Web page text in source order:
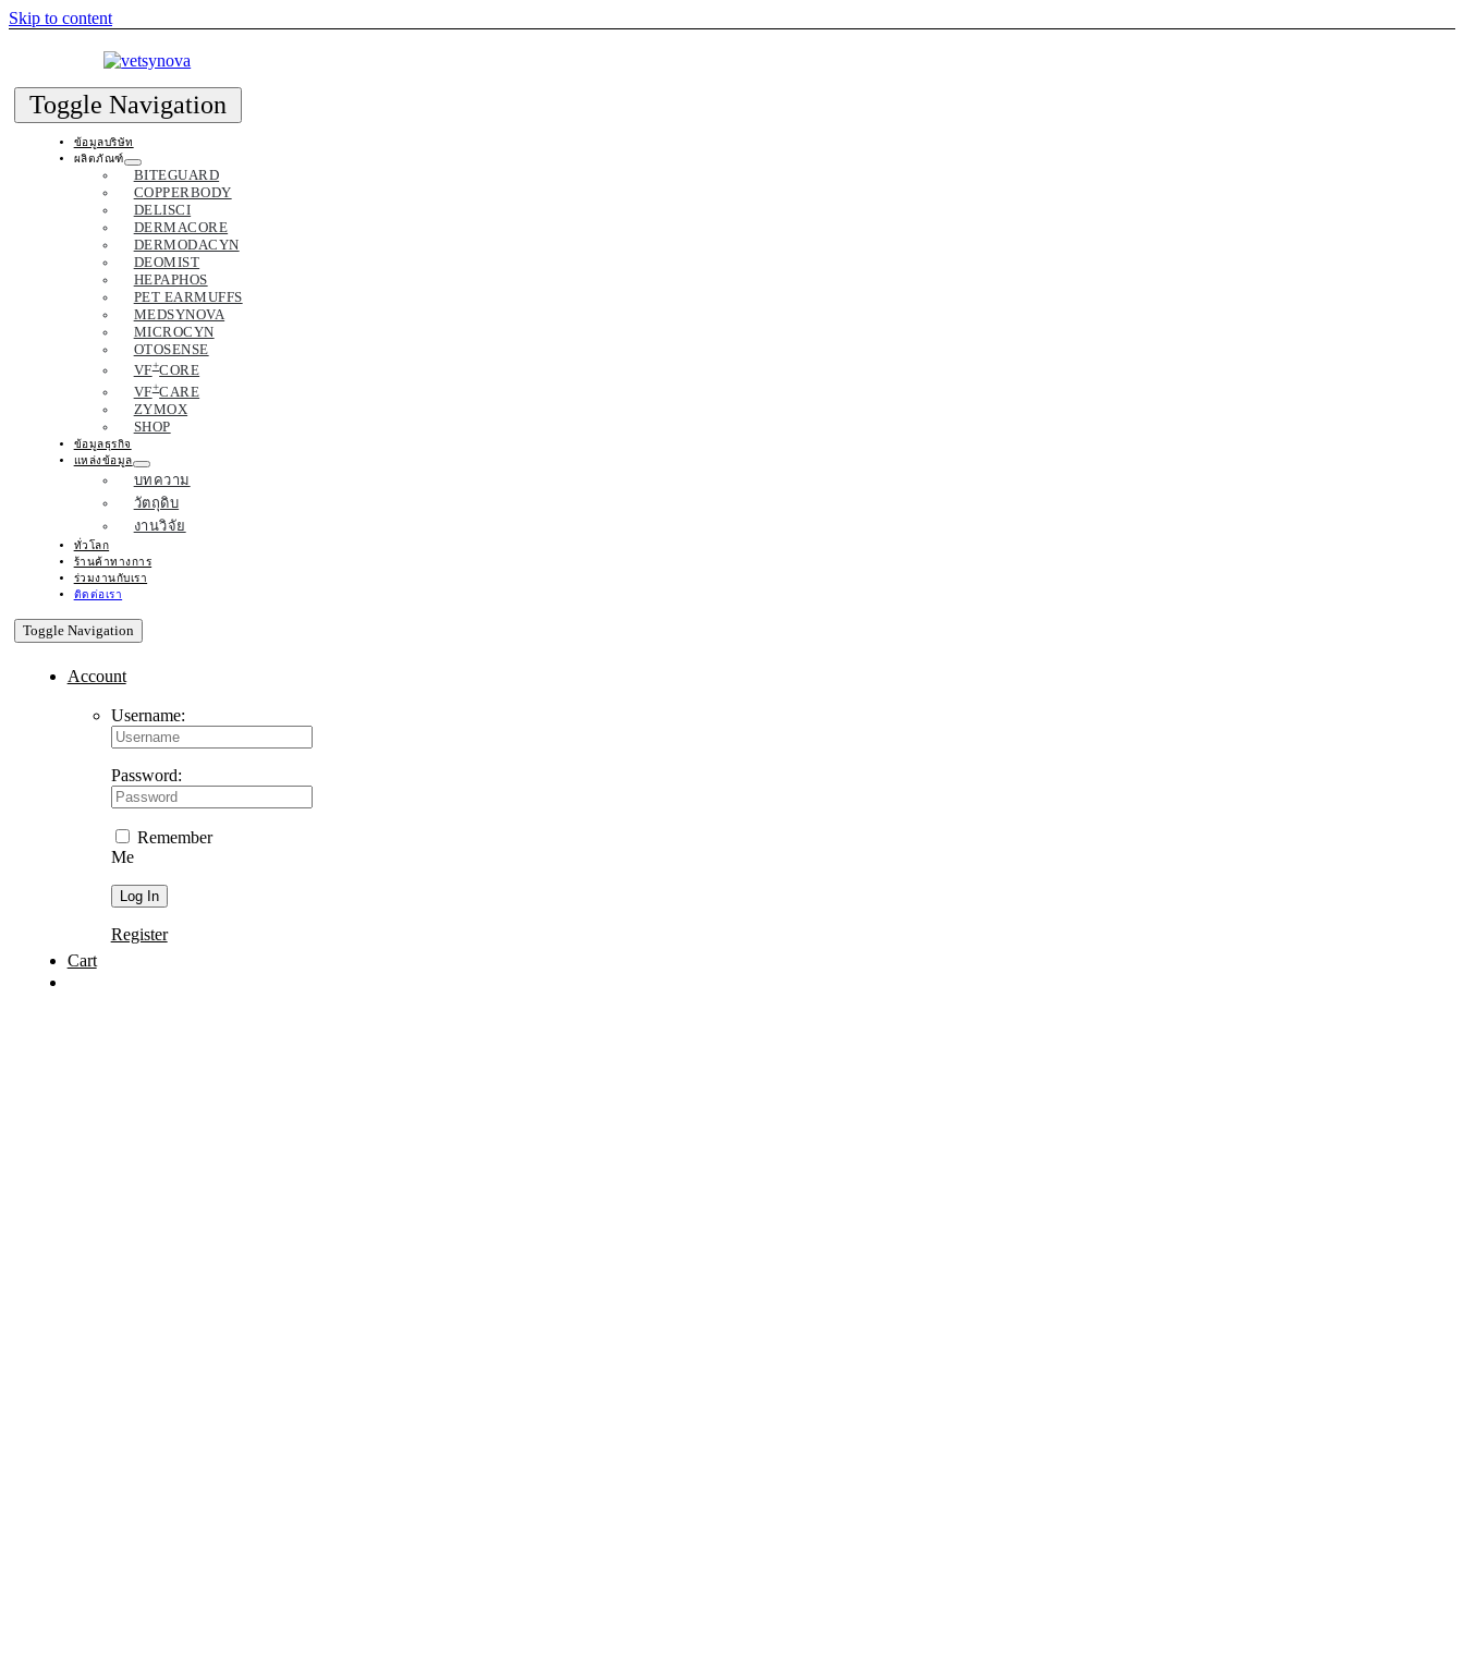
Skip to content
Toggle Navigation
ข้อมูลบริษัท
ผลิตภัณฑ์
BITEGUARD
COPPERBODY
DELISCI
DERMACORE
DERMODACYN
DEOMIST
HEPAPHOS
PET EARMUFFS
MEDSYNOVA
MICROCYN
OTOSENSE
VF+CORE
VF+CARE
ZYMOX
SHOP
ข้อมูลธุรกิจ
แหล่งข้อมูล
บทความ
วัตถุดิบ
งานวิจัย
ทั่วโลก
ร้านค้าทางการ
ร่วมงานกับเรา
ติดต่อเรา
Toggle Navigation
Account
Username:
Password:
Remember
Me
Register
Cart